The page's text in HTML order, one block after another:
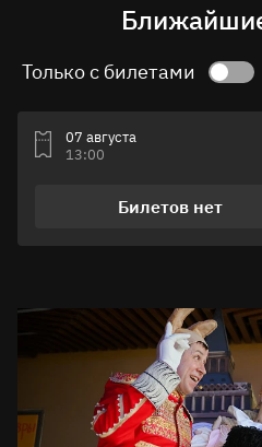
Только с билетами
07 августа
13:00
Билетов нет